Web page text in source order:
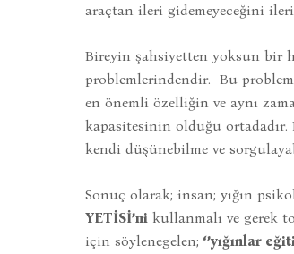
araçtan ileri gidemeyeceğini
Bireyin şahsiyetten yoksun bir
problemlerindendir. Bu
en önemli özelliğin ve aynı
kapasitesinin olduğu ortadadır.
kendi düşünebilme ve
Sonuç olarak; insan; yığın
YETİSİ’nikullanmalı ve gerek
için söylenegelen; ‘’yığınlar